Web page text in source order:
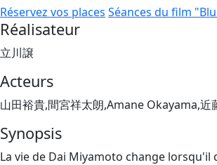
Réservez vos places Séances du film
Réalisateur
立川譲
Acteurs
山田裕貴,間宮祥太朗,Amane Okayama,近
Synopsis
La vie de Dai Miyamoto change lorsqu'il